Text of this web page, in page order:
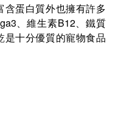
蛋白質外也擁有許多
、維生素B12、鐵質
十分優質的寵物食品